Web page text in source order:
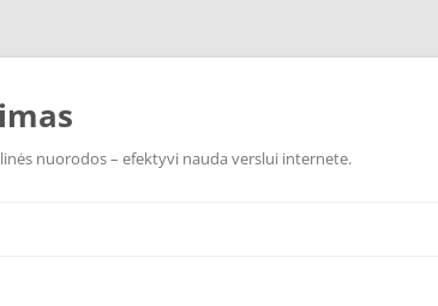
nuorodos – efektyvi nauda verslui internete.